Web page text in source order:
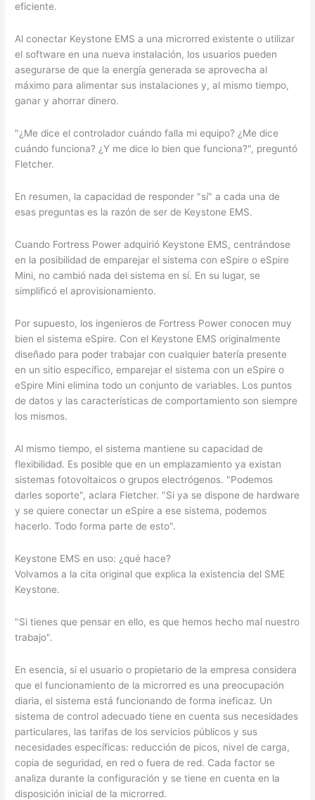
eficiente.
Al conectar Keystone EMS a una microrred existente o utilizar
el software en una nueva instalación, los usuarios pueden
asegurarse de que la energía generada se aprovecha al
máximo para alimentar sus instalaciones y, al mismo tiempo,
ganar y ahorrar dinero.
"¿Me dice el controlador cuándo falla mi equipo? ¿Me dice
cuándo funciona? ¿Y me dice lo bien que funciona?", preguntó
Fletcher.
En resumen, la capacidad de responder "sí" a cada una de
esas preguntas es la razón de ser de Keystone EMS.
Cuando Fortress Power adquirió Keystone EMS, centrándose
en la posibilidad de emparejar el sistema con eSpire o eSpire
Mini, no cambió nada del sistema en sí. En su lugar, se
simplificó el aprovisionamiento.
Por supuesto, los ingenieros de Fortress Power conocen muy
bien el sistema eSpire. Con el Keystone EMS originalmente
diseñado para poder trabajar con cualquier batería presente
en un sitio específico, emparejar el sistema con un eSpire o
eSpire Mini elimina todo un conjunto de variables. Los puntos
de datos y las características de comportamiento son siempre
los mismos.
Al mismo tiempo, el sistema mantiene su capacidad de
flexibilidad. Es posible que en un emplazamiento ya existan
sistemas fotovoltaicos o grupos electrógenos. "Podemos
darles soporte", aclara Fletcher. "Si ya se dispone de hardware
y se quiere conectar un eSpire a ese sistema, podemos
hacerlo. Todo forma parte de esto".
Keystone EMS en uso: ¿qué hace?
Volvamos a la cita original que explica la existencia del SME
Keystone.
"Si tienes que pensar en ello, es que hemos hecho mal nuestro
trabajo".
En esencia, si el usuario o propietario de la empresa considera
que el funcionamiento de la microrred es una preocupación
diaria, el sistema está funcionando de forma ineficaz. Un
sistema de control adecuado tiene en cuenta sus necesidades
particulares, las tarifas de los servicios públicos y sus
necesidades específicas: reducción de picos, nivel de carga,
copia de seguridad, en red o fuera de red. Cada factor se
analiza durante la configuración y se tiene en cuenta en la
disposición inicial de la microrred.